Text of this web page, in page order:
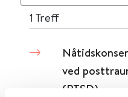
1 Treff
ved
(PTSD)